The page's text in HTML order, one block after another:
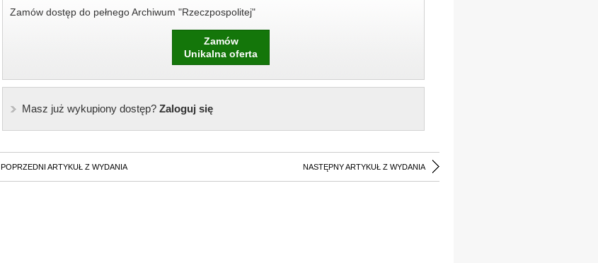
Zamów dostęp do pełnego Archiwum "Rzeczpospolitej"
Zamów
Unikalna oferta
Masz już wykupiony dostęp?Zaloguj się
POPRZEDNI ARTYKUŁ Z WYDANIA NASTĘPNY ARTYKUŁ Z WYDANIA